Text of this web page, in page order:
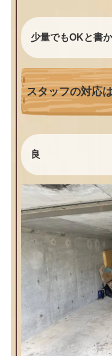
少量でもOKと書
スタッフの対応
良